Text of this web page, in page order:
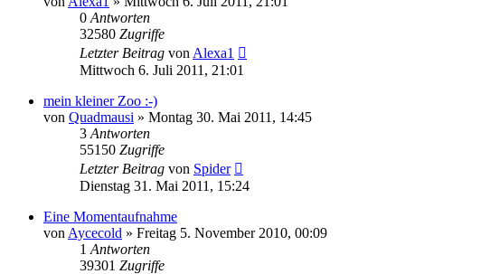
0 Antworten
32580 Zugriffe
Letzter Beitrag von Alexa1
Mittwoch 6. Juli 2011, 21:01
mein kleiner Zoo :-)
von Quadmausi » Montag 30. Mai 2011, 14:45
3 Antworten
55150 Zugriffe
Letzter Beitrag von Spider
Dienstag 31. Mai 2011, 15:24
Eine Momentaufnahme
von Aycecold » Freitag 5. November 2010, 00:09
1 Antworten
39301 Zugriffe